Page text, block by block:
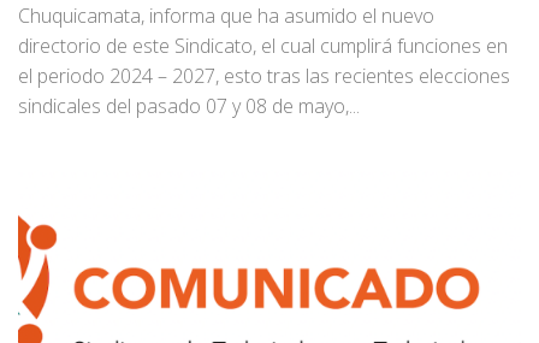
Chuquicamata, informa que ha asumido el nuevo
directorio de este Sindicato, el cual cumplirá funciones en
el periodo 2024 – 2027, esto tras las recientes elecciones
sindicales del pasado 07 y 08 de mayo,...